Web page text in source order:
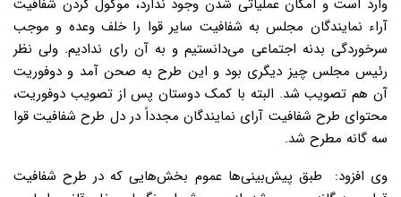
وارد است و امکان عملیاتی شدن وجود ندارد، موکول کردن شفافیت
آراء نمایندگان مجلس به شفافیت سایر قوا را خلف وعده و موجب
سرخوردگی بدنه اجتماعی می‌دانستیم و به آن رای ندادیم. ولی نظر
رئیس مجلس چیز دیگری بود و این طرح به صحن آمد و دوفوریت
آن هم تصویب شد. البته با کمک دوستان پس از تصویب دوفوریت،
محتوای طرح شفافیت آرای نمایندگان مجدداً در دل طرح شفافیت قوا
سه گانه مطرح شد.
وی افزود: طبق پیش‌بینی‌ها عموم بخش‌هایی که در طرح شفافیت